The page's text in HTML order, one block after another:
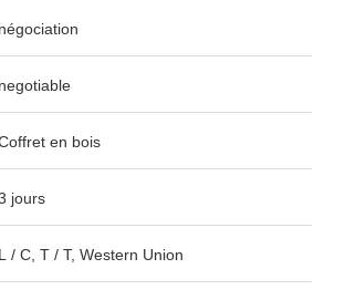
négociation
negotiable
en bois
jours
L / C, T / T, Western Union